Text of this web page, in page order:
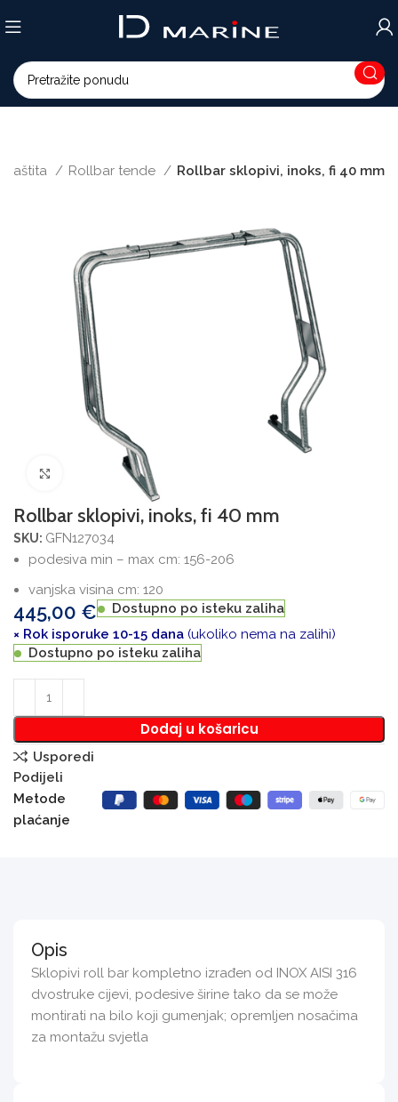
zaštita Rollbar tende Rollbar sklopivi, inoks, fi 40 mm
Povećajte sliku
Rollbar sklopivi, inoks, fi 40 mm
SKU: GFN127034
podesiva min – max cm: 156-206
vanjska visina cm: 120
445,00 €
Dostupno po isteku zaliha
× Rok isporuke 10-15 dana (ukoliko nema na zalihi)
Dostupno po isteku zaliha
Dodaj u košaricu
Usporedi
Podijeli
Metode
plaćanje
Opis
Sklopivi roll bar kompletno izrađen od INOX AISI 316
dvostruke cijevi, podesive širine tako da se može
montirati na bilo koji gumenjak; opremljen nosačima
za montažu svjetla